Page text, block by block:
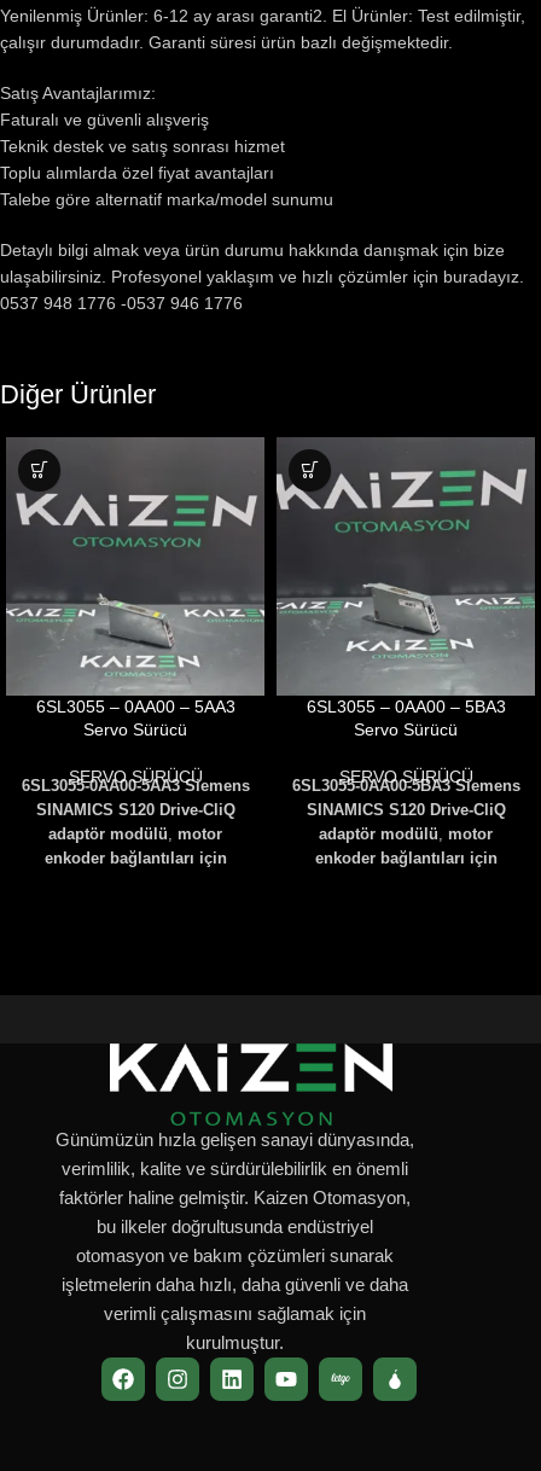
Yenilenmiş Ürünler: 6-12 ay arası garanti2. El Ürünler: Test edilmiştir,
çalışır durumdadır. Garanti süresi ürün bazlı değişmektedir.
Satış Avantajlarımız:
Faturalı ve güvenli alışveriş
Teknik destek ve satış sonrası hizmet
Toplu alımlarda özel fiyat avantajları
Talebe göre alternatif marka/model sunumu
Detaylı bilgi almak veya ürün durumu hakkında danışmak için bize
ulaşabilirsiniz. Profesyonel yaklaşım ve hızlı çözümler için buradayız.
0537 948 1776 -0537 946 1776
Diğer Ürünler
6SL3055 – 0AA00 – 5AA3
Servo Sürücü
SERVO SÜRÜCÜ
6SL3055-0AA00-5AA3 Siemens
SINAMICS S120 Drive-CliQ
adaptör modülü
motor
enkoder bağlantıları için
sunar.
6SL3055 – 0AA00 – 5BA3
Servo Sürücü
SERVO SÜRÜCÜ
6SL3055-0AA00-5BA3 Siemens
SINAMICS S120 Drive-CliQ
adaptör modülü
motor
enkoder bağlantıları için
imkanı sunar
Günümüzün hızla gelişen sanayi dünyasında,
verimlilik, kalite ve sürdürülebilirlik en önemli
faktörler haline gelmiştir. Kaizen Otomasyon,
bu ilkeler doğrultusunda endüstriyel
otomasyon ve bakım çözümleri sunarak
işletmelerin daha hızlı, daha güvenli ve daha
verimli çalışmasını sağlamak için
kurulmuştur.